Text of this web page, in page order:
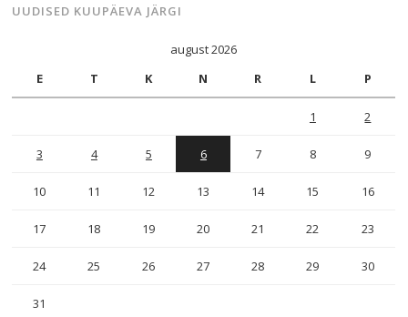
UUDISED KUUPÄEVA JÄRGI
august 2026
E
T K N R L P
1 2
3 4 5 6 7 8 9
10 11 12 13 14 15 16
17 18 19 20 21 22 23
24 25 26 27 28 29 30
31